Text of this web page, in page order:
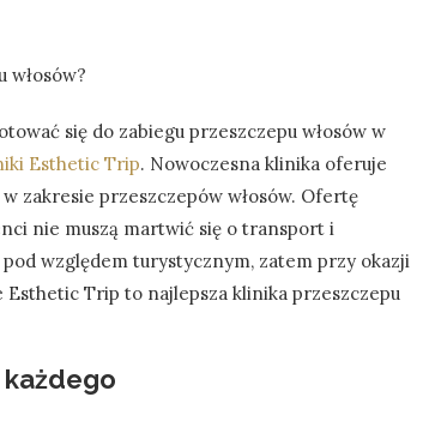
włosów?
się do zabiegu przeszczepu włosów w
Esthetic Trip. Nowoczesna klinika oferuje
zakresie przeszczepów włosów. Ofertę
nie muszą martwić się o transport i
względem turystycznym, zatem przy okazji
Trip to najlepsza klinika przeszczepu